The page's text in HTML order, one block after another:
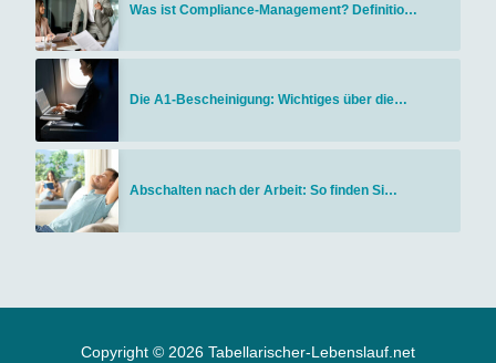
Was ist Compliance-Management? Definitio…
Die A1-Bescheinigung: Wichtiges über die…
Abschalten nach der Arbeit: So finden Si…
Copyright © 2026 Tabellarischer-Lebenslauf.net